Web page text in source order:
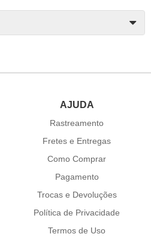
AJUDA
Rastreamento
Fretes e Entregas
Como Comprar
Pagamento
Trocas e Devoluções
Política de Privacidade
Termos de Uso